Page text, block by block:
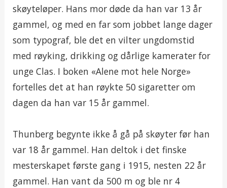
skøyteløper. Hans mor døde da han var 13 år
gammel, og med en far som jobbet lange dager
som typograf, ble det en vilter ungdomstid
med røyking, drikking og dårlige kamerater for
unge Clas. I boken «Alene mot hele Norge»
fortelles det at han røykte 50 sigaretter om
dagen da han var 15 år gammel.
Thunberg begynte ikke å gå på skøyter før han
var 18 år gammel. Han deltok i det finske
mesterskapet første gang i 1915, nesten 22 år
gammel. Han vant da 500 m og ble nr 4